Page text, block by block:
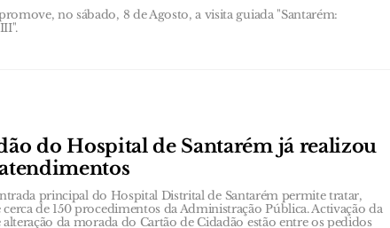
no sábado, 8 de Agosto, a visita guiada "Santarém:
do Hospital de Santarém já realizou
principal do Hospital Distrital de Santarém permite tratar,
de 150 procedimentos da Administração Pública. Activação da
da morada do Cartão de Cidadão estão entre os pedidos